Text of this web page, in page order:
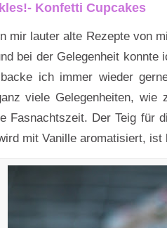
Konfetti Cupcakes
mir lauter alte Rezepte von
bei der Gelegenheit konnte
ich immer wieder
viele Gelegenheiten,
Fasnachtszeit. Der Teig für
mit Vanille aromatisiert,